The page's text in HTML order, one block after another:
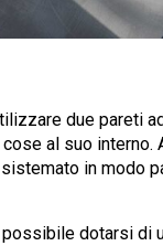
due pareti
al suo
in modo
dotarsi di